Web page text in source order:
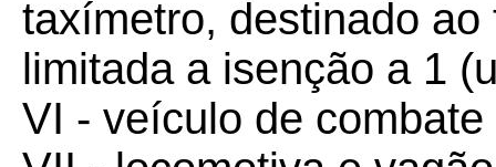
taxímetro, destinado
limitada a isenção a 1
VI - veículo de